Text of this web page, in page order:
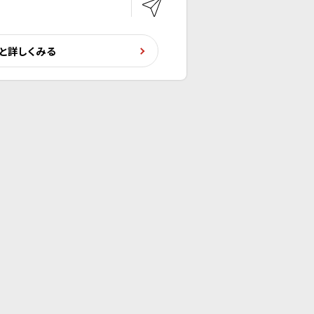
詳しくみる